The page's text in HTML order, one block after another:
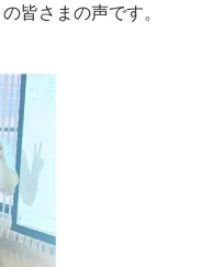
の皆さまの声です。